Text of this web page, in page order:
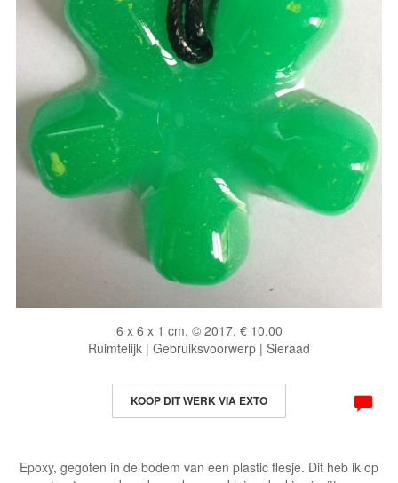
6 x 6 x 1 cm, © 2017, € 10,00
Ruimtelijk | Gebruiksvoorwerp | Sieraad
KOOP DIT WERK VIA EXTO
Epoxy, gegoten in de bodem van een plastic flesje. Dit heb ik op